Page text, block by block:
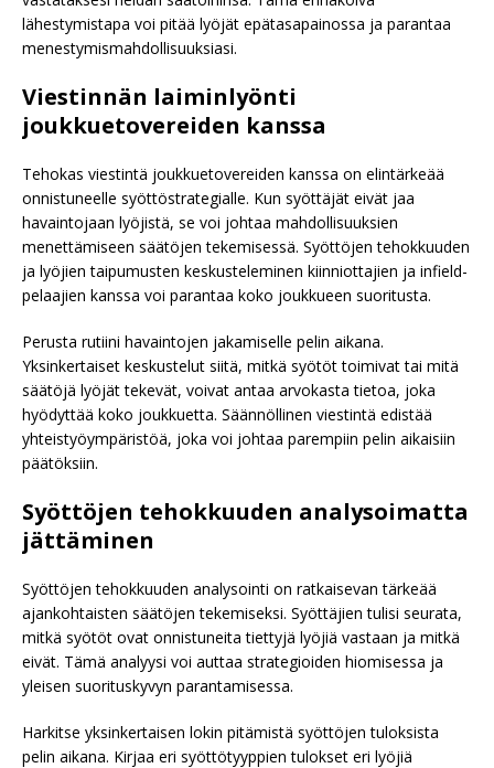
lähestymistapa voi pitää lyöjät epätasapainossa ja parantaa
menestymismahdollisuuksiasi.
Viestinnän laiminlyönti
joukkuetovereiden kanssa
Tehokas viestintä joukkuetovereiden kanssa on elintärkeää
onnistuneelle syöttöstrategialle. Kun syöttäjät eivät jaa
havaintojaan lyöjistä, se voi johtaa mahdollisuuksien
menettämiseen säätöjen tekemisessä. Syöttöjen tehokkuuden
ja lyöjien taipumusten keskusteleminen kiinniottajien ja infield-
pelaajien kanssa voi parantaa koko joukkueen suoritusta.
Perusta rutiini havaintojen jakamiselle pelin aikana.
Yksinkertaiset keskustelut siitä, mitkä syötöt toimivat tai mitä
säätöjä lyöjät tekevät, voivat antaa arvokasta tietoa, joka
hyödyttää koko joukkuetta. Säännöllinen viestintä edistää
yhteistyöympäristöä, joka voi johtaa parempiin pelin aikaisiin
päätöksiin.
Syöttöjen tehokkuuden analysoimatta
jättäminen
Syöttöjen tehokkuuden analysointi on ratkaisevan tärkeää
ajankohtaisten säätöjen tekemiseksi. Syöttäjien tulisi seurata,
mitkä syötöt ovat onnistuneita tiettyjä lyöjiä vastaan ja mitkä
eivät. Tämä analyysi voi auttaa strategioiden hiomisessa ja
yleisen suorituskyvyn parantamisessa.
Harkitse yksinkertaisen lokin pitämistä syöttöjen tuloksista
pelin aikana. Kirjaa eri syöttötyyppien tulokset eri lyöjiä